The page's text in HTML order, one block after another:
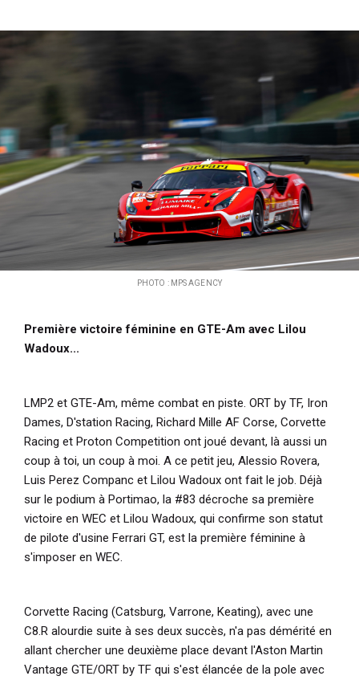
PHOTO : MPS AGENCY
Première victoire féminine en GTE-Am avec Lilou
Wadoux...
LMP2 et GTE-Am, même combat en piste. ORT by TF, Iron
Dames, D'station Racing, Richard Mille AF Corse, Corvette
Racing et Proton Competition ont joué devant, là aussi un
coup à toi, un coup à moi. A ce petit jeu, Alessio Rovera,
Luis Perez Companc et Lilou Wadoux ont fait le job. Déjà
sur le podium à Portimao, la #83 décroche sa première
victoire en WEC et Lilou Wadoux, qui confirme son statut
de pilote d'usine Ferrari GT, est la première féminine à
s'imposer en WEC.
Corvette Racing (Catsburg, Varrone, Keating), avec une
C8.R alourdie suite à ses deux succès, n'a pas démérité en
allant chercher une deuxième place devant l'Aston Martin
Vantage GTE/ORT by TF qui s'est élancée de la pole avec